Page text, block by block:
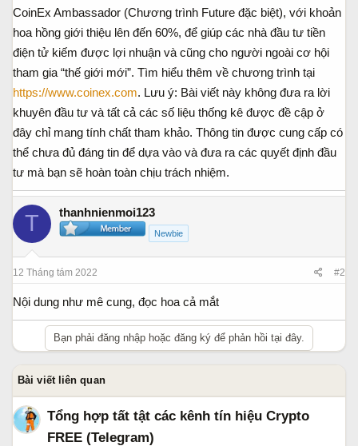
CoinEx Ambassador (Chương trình Future đặc biệt), với khoản
hoa hồng giới thiệu lên đến 60%, để giúp các nhà đầu tư tiền
điện tử kiếm được lợi nhuận và cũng cho người ngoài cơ hội
tham gia “thế giới mới”. Tìm hiểu thêm về chương trình tại
https://www.coinex.com. Lưu ý: Bài viết này không đưa ra lời
khuyên đầu tư và tất cả các số liệu thống kê được đề cập ở
đây chỉ mang tính chất tham khảo. Thông tin được cung cấp có
thể chưa đủ đáng tin để dựa vào và đưa ra các quyết định đầu
tư mà bạn sẽ hoàn toàn chịu trách nhiệm.
T thanhnienmoi123
Newbie
12 Tháng tám 2022 #2
Nội dung như mê cung, đọc hoa cả mắt
Bạn phải đăng nhập hoặc đăng ký để phản hồi tại đây.
Bài viết liên quan
Tổng hợp tất tật các kênh tín hiệu Crypto
FREE (Telegram)